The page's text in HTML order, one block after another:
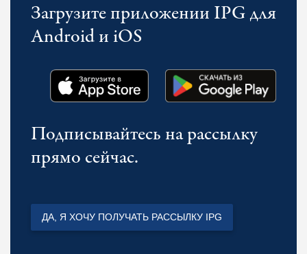
Загрузите приложении IPG для
Android и iOS
Подписывайтесь на рассылку
прямо сейчас.
ДА, Я ХОЧУ ПОЛУЧАТЬ РАССЫЛКУ IPG